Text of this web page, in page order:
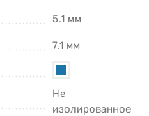
5.1 мм
7.1 мм
Не
изолированное